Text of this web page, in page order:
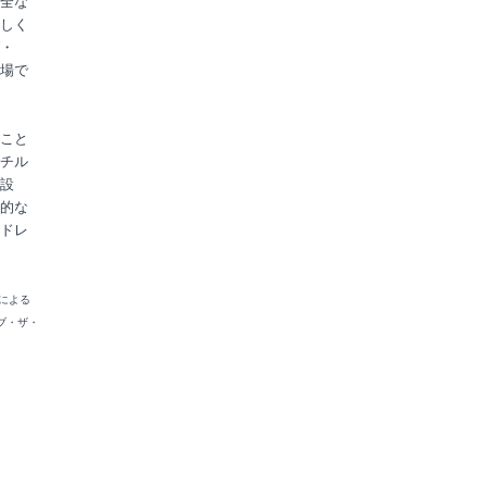
く
で
と
ル
な
レ
よる
・ザ・